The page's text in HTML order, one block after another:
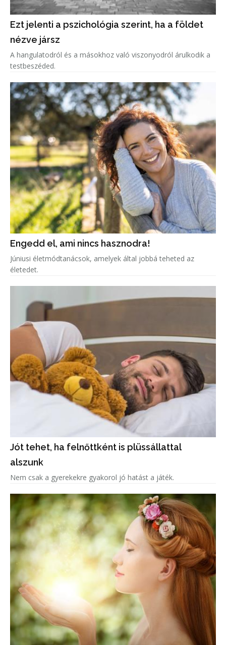
Ezt jelenti a pszichológia szerint, ha a földet
nézve jársz
A hangulatodról és a másokhoz való viszonyodról árulkodik a
testbeszéded.
Engedd el, ami nincs hasznodra!
Júniusi életmódtanácsok, amelyek által jobbá teheted az
életedet.
Jót tehet, ha felnőttként is plüssállattal
alszunk
Nem csak a gyerekekre gyakorol jó hatást a játék.